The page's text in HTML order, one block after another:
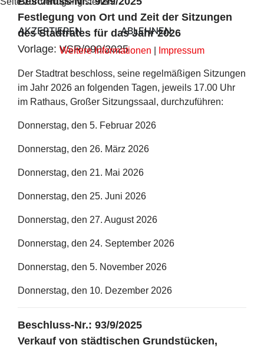
Festlegung von Ort und Zeit der Sitzungen
des Stadtrates für das Jahr 2026
Vorlage: VSR/090/2025
Der Stadtrat beschloss, seine regelmäßigen Sitzungen
im Jahr 2026 an folgenden Tagen, jeweils 17.00 Uhr
im Rathaus, Großer Sitzungssaal, durchzuführen:
Donnerstag, den 5. Februar 2026
Donnerstag, den 26. März 2026
Donnerstag, den 21. Mai 2026
Donnerstag, den 25. Juni 2026
Donnerstag, den 27. August 2026
Donnerstag, den 24. September 2026
Donnerstag, den 5. November 2026
Donnerstag, den 10. Dezember 2026
Beschluss-Nr.: 93/9/2025
Verkauf von städtischen Grundstücken,
AKZEPTIEREN ABLEHNEN
Weitere Informationen Impressum